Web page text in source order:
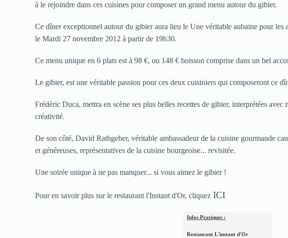
à le rejoindre dans ces cuisines pour composer un grand menu autour du gibier.
Ce dîner exceptionnel autour du gibier aura lieu le Une véritable aubaine pour les
le Mardi 27 novembre 2012 à partir de 19h30.
Ce menu unique en 6 plats est à 98 €, ou 148 € boisson comprise dans un bel
Le gibier, est une véritable passion pour ces deux cuisiniers qui composeront ce
Frédéric Duca, mettra en scène ses plus belles recettes de gibier, interprétées avec
créativité.
De son côté, David Rathgeber, véritable ambassadeur de la cuisine gourmande
et généreuses, représentatives de la cuisine bourgeoise... revisitée.
Une soirée unique à ne pas manquer... si vous aimez le gibier !
Pour en savoir plus sur le restaurant l'Instant d'Or, cliquez ICI
Infos Pratiques :
Restaurant L'instant d'Or